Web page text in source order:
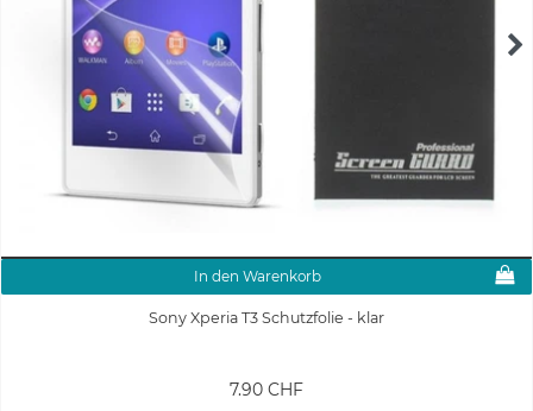
In den Warenkorb
Sony Xperia T3 Schutzfolie - klar
7.90 CHF